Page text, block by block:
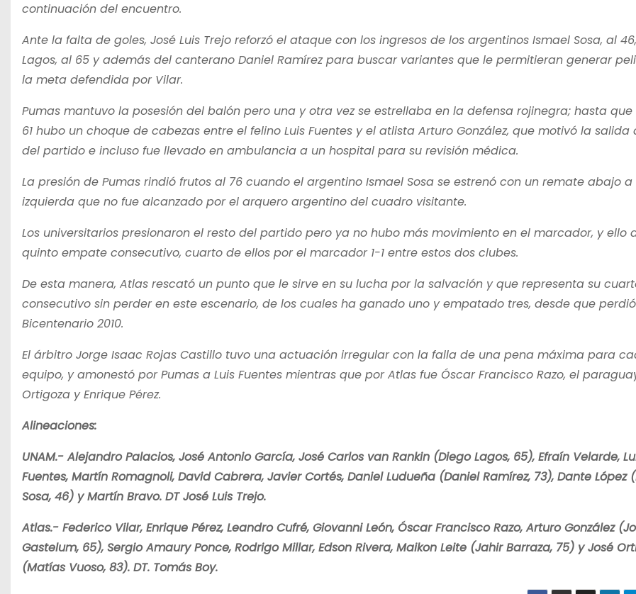
continuación del encuentro.
Ante la falta de goles, José Luis Trejo reforzó el ataque con los ingresos de los argentinos Ismael Sosa, al
Lagos, al 65 y además del canterano Daniel Ramírez para buscar variantes que le permitieran generar
la meta defendida por Vilar.
Pumas mantuvo la posesión del balón pero una y otra vez se estrellaba en la defensa rojinegra; hasta
61 hubo un choque de cabezas entre el felino Luis Fuentes y el atlista Arturo González, que motivó la salida
del partido e incluso fue llevado en ambulancia a un hospital para su revisión médica.
La presión de Pumas rindió frutos al 76 cuando el argentino Ismael Sosa se estrenó con un remate abajo a
izquierda que no fue alcanzado por el arquero argentino del cuadro visitante.
Los universitarios presionaron el resto del partido pero ya no hubo más movimiento en el marcador, y ello
quinto empate consecutivo, cuarto de ellos por el marcador 1-1 entre estos dos clubes.
De esta manera, Atlas rescató un punto que le sirve en su lucha por la salvación y que representa su
consecutivo sin perder en este escenario, de los cuales ha ganado uno y empatado tres, desde que
Bicentenario 2010.
El árbitro Jorge Isaac Rojas Castillo tuvo una actuación irregular con la falla de una pena máxima para
equipo, y amonestó por Pumas a Luis Fuentes mientras que por Atlas fue Óscar Francisco Razo, el
Ortigoza y Enrique Pérez.
Alineaciones:
UNAM.- Alejandro Palacios, José Antonio García, José Carlos van Rankin (Diego Lagos, 65), Efraín Velarde,
Fuentes, Martín Romagnoli, David Cabrera, Javier Cortés, Daniel Ludueña (Daniel Ramírez, 73), Dante López
Sosa, 46) y Martín Bravo. DT José Luis Trejo.
Atlas.- Federico Vilar, Enrique Pérez, Leandro Cufré, Giovanni León, Óscar Francisco Razo, Arturo González
Gastelum, 65), Sergio Amaury Ponce, Rodrigo Millar, Edson Rivera, Maikon Leite (Jahir Barraza, 75) y José
(Matías Vuoso, 83). DT. Tomás Boy.